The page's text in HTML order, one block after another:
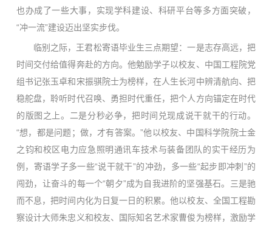
也办成了一些大事，实现学科建设、科研平台等多方面突破，
“冲一流”建设迈出坚实步伐。
临别之际，王君松寄语毕业生三点期望：一是志存高远，把
时间交付给值得奔赴的方向。他勉励学子以校友、中国工程院党
组书记张玉卓和宋振骐院士为榜样，在人生长河中辨清航向、把
稳舵盘，聆听时代召唤、勇担时代重任，把个人方向锚定在时代
的版图之上。二是分秒必争，把时间兑现成说干就干的行动。
“想，都是问题；做，才有答案。”他以校友、中国科学院院士金
之钧和校区电力应急照明通讯车技术与装备团队的实干经历为
例，寄语学子多一些“说干就干”的冲劲，多一些“起步即冲刺”的
闯劲，让奋斗的每一个“朝夕”成为自我进阶的坚强基石。三是驰
而不息，把时间内化为日复一日的积累。他以校友、全国工程勘
察设计大师朱忠义和校友、国际知名艺术家曹俊为榜样，激励学